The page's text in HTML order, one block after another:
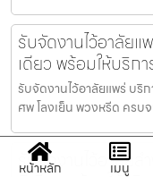
รับจัดงานไว้อาลัย
เดียว พร้อมให้บริก
รับจัดงานไว้อาลัยแพร่ บริ
ศพ โลงเย็น พวงหรีด ครบ
รับจัดงานไว้อาลัย
หน้าหลัก เมนู